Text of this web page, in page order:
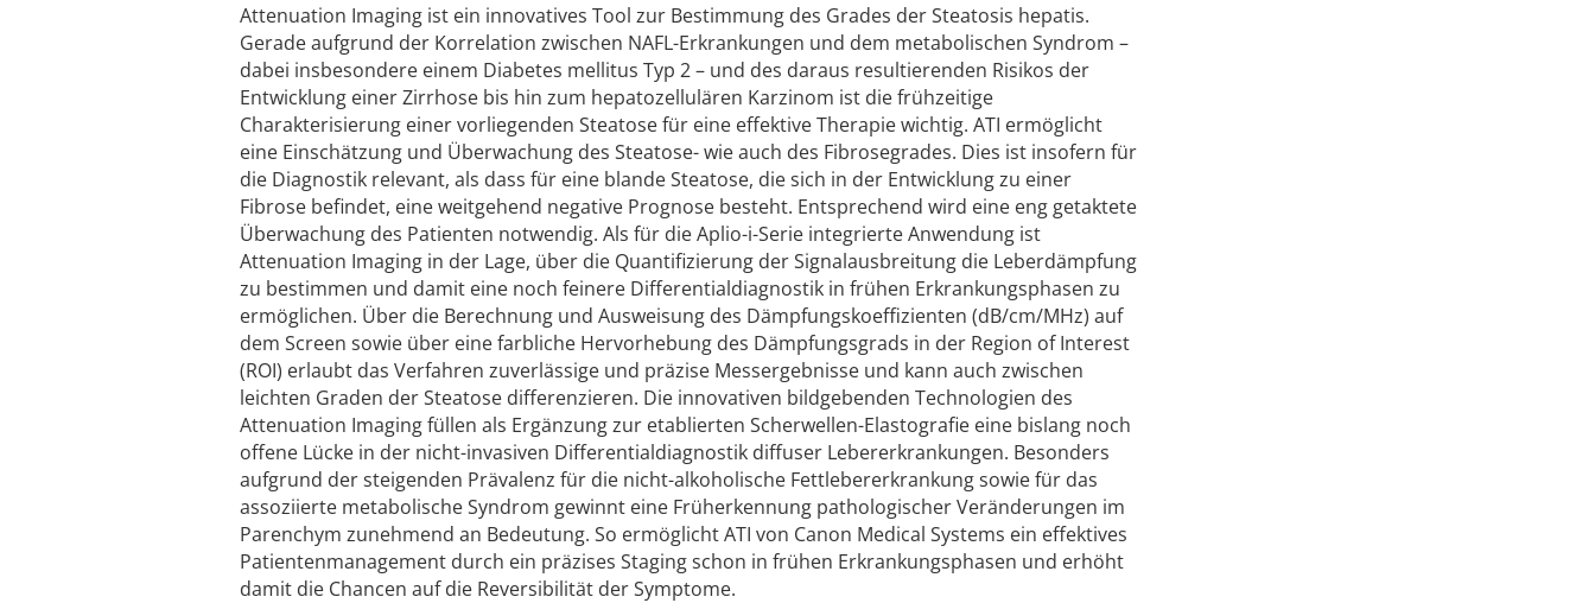
Attenuation Imaging ist ein innovatives Tool zur Bestimmung des Grades der Steatosis hepatis.
Gerade aufgrund der Korrelation zwischen NAFL-Erkrankungen und dem metabolischen Syndrom –
dabei insbesondere einem Diabetes mellitus Typ 2 – und des daraus resultierenden Risikos der
Entwicklung einer Zirrhose bis hin zum hepatozellulären Karzinom ist die frühzeitige
Charakterisierung einer vorliegenden Steatose für eine effektive Therapie wichtig. ATI ermöglicht
eine Einschätzung und Überwachung des Steatose- wie auch des Fibrosegrades. Dies ist insofern für
die Diagnostik relevant, als dass für eine blande Steatose, die sich in der Entwicklung zu einer
Fibrose befindet, eine weitgehend negative Prognose besteht. Entsprechend wird eine eng getaktete
Überwachung des Patienten notwendig. Als für die Aplio-i-Serie integrierte Anwendung ist
Attenuation Imaging in der Lage, über die Quantifizierung der Signalausbreitung die Leberdämpfung
zu bestimmen und damit eine noch feinere Differentialdiagnostik in frühen Erkrankungsphasen zu
ermöglichen. Über die Berechnung und Ausweisung des Dämpfungskoeffizienten (dB/cm/MHz) auf
dem Screen sowie über eine farbliche Hervorhebung des Dämpfungsgrads in der Region of Interest
(ROI) erlaubt das Verfahren zuverlässige und präzise Messergebnisse und kann auch zwischen
leichten Graden der Steatose differenzieren. Die innovativen bildgebenden Technologien des
Attenuation Imaging füllen als Ergänzung zur etablierten Scherwellen-Elastografie eine bislang noch
offene Lücke in der nicht-invasiven Differentialdiagnostik diffuser Lebererkrankungen. Besonders
aufgrund der steigenden Prävalenz für die nicht-alkoholische Fettlebererkrankung sowie für das
assoziierte metabolische Syndrom gewinnt eine Früherkennung pathologischer Veränderungen im
Parenchym zunehmend an Bedeutung. So ermöglicht ATI von Canon Medical Systems ein effektives
Patientenmanagement durch ein präzises Staging schon in frühen Erkrankungsphasen und erhöht
damit die Chancen auf die Reversibilität der Symptome.